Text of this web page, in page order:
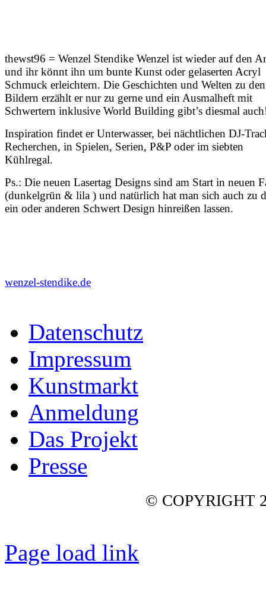
thewst96 = Wenzel Stendike Wenzel ist wieder auf den
und ihr könnt ihn um bunte Kunst oder gelaserten Acryl
Schmuck erleichtern. Die Geschichten und Welten zu den
Bildern erzählt er nur zu gerne und ein Ausmalheft mit
Schwertern inklusive World Building gibt’s diesmal
Inspiration findet er Unterwasser, bei nächtlichen DJ-
Recherchen, in Spielen, Serien, P&P oder im siebten
Kühlregal.
Ps.: Die neuen Lasertag Designs sind am Start in neuen
(dunkelgrün & lila ) und natürlich hat man sich auch zu
ein oder anderen Schwert Design hinreißen lassen.
wenzel-stendike.de
Datenschutz
Impressum
Kunstmarkt
Anmeldung
Das Projekt
Presse
© COPYRIGHT
Page load link